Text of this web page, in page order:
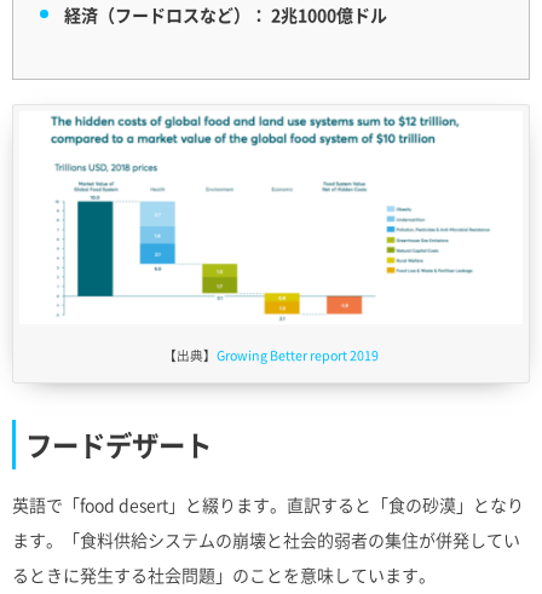
経済（フードロスなど）： 2兆1000億ドル
【出典】 Growing Better report 2019
フードデザート
英語で「food desert」と綴ります。直訳すると「食の砂漠」となり
ます。「食料供給システムの崩壊と社会的弱者の集住が併発してい
るときに発生する社会問題」のことを意味しています。